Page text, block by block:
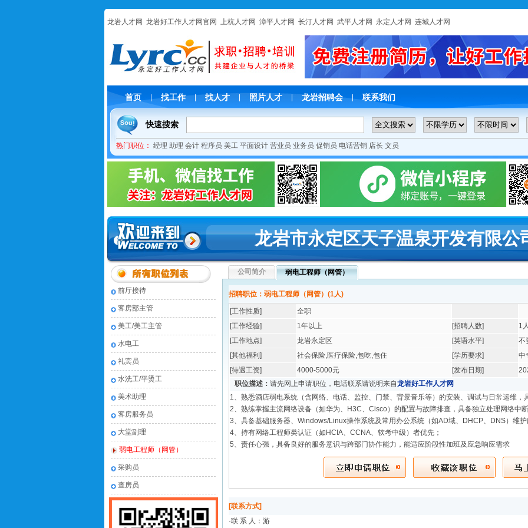
龙岩人才网 龙岩好工作人才网官网 上杭人才网 漳平人才网 长汀人才网 武平人才网 永定人才网 连城人才网
首页 找工作 | 找人才 照片人才 龙岩招聘会 | 联系我们
快速搜索
热门职位： 经理 助理 会计 程序员 美工 平面设计 营业员 业务员 促销员 电话营销 店长 文员
龙岩市永定区天子温泉开发有限公
前厅接待
客房部主管
美工/美工主管
水电工
礼宾员
水洗工/平烫工
美术助理
客房服务员
大堂副理
弱电工程师（网管）
采购员
查房员
公司简介 弱电工程师（网管）
招聘职位：弱电工程师（网管）(1人)
[工作性质]
全职
[工作经验]
1年以上 [招聘人数]
1
[工作地点]
龙岩永定区 [英语水平]
不
[其他福利]
社会保险,医疗保险,包吃,包住 [学历要求]
中
[待遇工资]
4000-5000元 [发布日期]
职位描述： 请先网上申请职位，电话联系请说明来自龙岩好工作人才网
1、熟悉酒店弱电系统（含网络、电话、监控、门禁、背景音乐等）的安装、调试与日常运维
2、熟练掌握主流网络设备（如华为、H3C、Cisco）的配置与故障排查，具备独立处理网络中
3、具备基础服务器、Windows/Linux操作系统及常用办公系统（如AD域、DHCP、DNS）维
4、持有网络工程师类认证（如HCIA、CCNA、软考中级）者优先；
5、责任心强，具备良好的服务意识与跨部门协作能力，能适应阶段性加班及应急响应需求
[联系方式]
·联 系 人： 游